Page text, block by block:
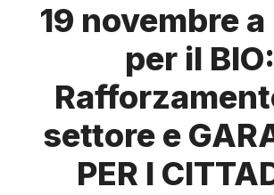
19 novembre a
per il BIO:
settore e
PER I